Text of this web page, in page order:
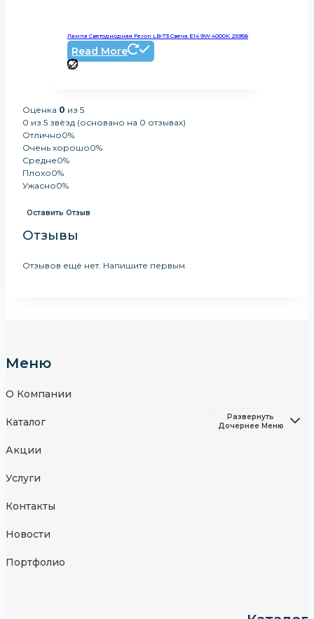
Лампа Светодиодная Feron LB-73 Свеча E14 9W 4000K 25958
Read More
Оценка 0 из 5
0 из 5 звёзд (основано на 0 отзывах)
Отлично0%
Очень хорошо0%
Средне0%
Плохо0%
Ужасно0%
Оставить Отзыв
Отзывы
Отзывов ещё нет. Напишите первым.
Меню
О Компании
Каталог
Развернуть
Дочернее Меню
Акции
Услуги
Контакты
Новости
Портфолио